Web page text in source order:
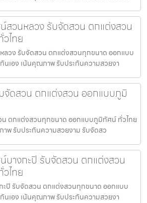
วนหลวง รับจัดสวน ตกแต่งสวน
ไทย
วง รับจัดสวน ตกแต่งสวนทุกขนาด ออกแบบ
นเอง เน้นคุณภาพ รับประกันความสวยงา
จัดสวน ตกแต่งสวน ออกแบบภูมิ
น ตกแต่งสวนทุกขนาด ออกแบบภูมิทัศน์ ทั่วไทย
าพ รับประกันความสวยงาม รับจัดสว
างกะปิ รับจัดสวน ตกแต่งสวน
ไทย
ปิ รับจัดสวน ตกแต่งสวนทุกขนาด ออกแบบ
นเอง เน้นคุณภาพ รับประกันความสวยงา